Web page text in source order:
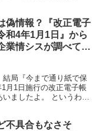
偽情報？『改正電子
和4年1月1日』から
業情シスが調べてみ
局『今まで通り紙で保
月1日施行の改正電子帳
ましたよ。 というわけ
不具合もなさそ